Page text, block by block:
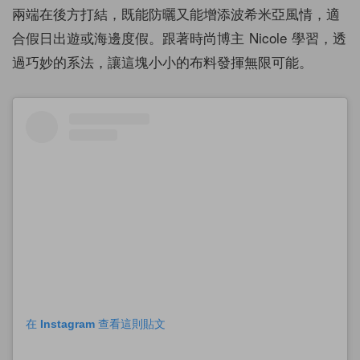
兩端在後方打結，既能防曬又能增添波希米亞風情，適
合假日出遊或海邊度假。跟著時尚博主 Nicole 學習，透
過巧妙的系法，讓這塊小小的布料發揮無限可能。
在 Instagram 查看這則貼文